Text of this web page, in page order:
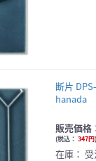
断片
hanada
販売価格
(税込： 347円)
在庫：